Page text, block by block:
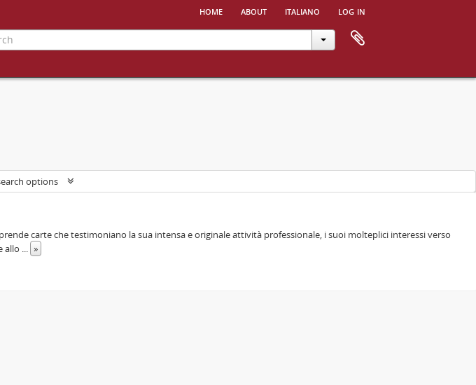
home about italiano log in
options
carte che testimoniano la sua intensa e originale attività professionale, i suoi molteplici interessi verso
allo ... »